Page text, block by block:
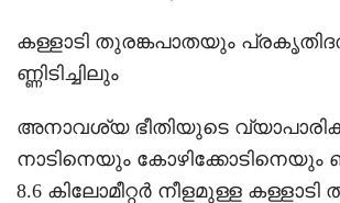
കള്ളാടി തുരങ്കപാതയും
ണ്ണിടിച്ചിലും
അനാവശ്യ ഭീതിയുടെ
നാടിനെയും കോഴിക്കോടിനെയും
8.6 കിലോമീറ്റർ നീളമുള്ള